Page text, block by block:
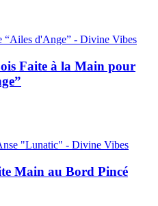
Faite à la Main pour
Main au Bord Pincé